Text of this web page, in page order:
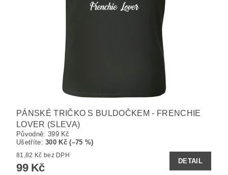
PÁNSKÉ TRIČKO S BULDOČKEM - FRENCHIE
LOVER (SLEVA)
Původně: 399 Kč
Ušetříte:300 Kč (–75 %)
81,82 Kč bez DPH
99 Kč
DETAIL